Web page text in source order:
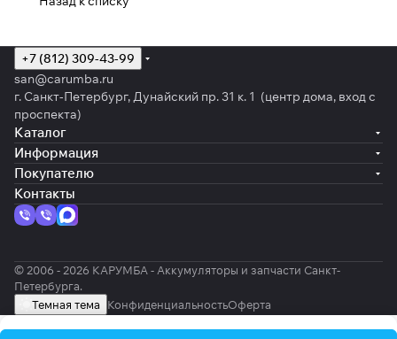
+7 (812) 309-43-99
san@carumba.ru
г. Санкт-Петербург, Дунайский пр. 31 к. 1 (центр дома, вход с
проспекта)
Каталог
Информация
Покупателю
Контакты
© 2006 - 2026 КАРУМБА - Аккумуляторы и запчасти Санкт-
Петербурга.
Темная тема
КонфиденциальностьОферта